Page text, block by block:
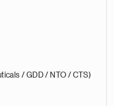
/ GDD / NTO / CTS)